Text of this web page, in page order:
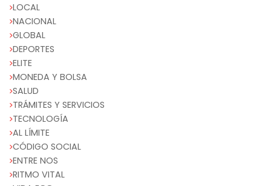
LOCAL
NACIONAL
GLOBAL
DEPORTES
ELITE
MONEDA Y BOLSA
SALUD
TRÁMITES Y SERVICIOS
TECNOLOGÍA
AL LÍMITE
CÓDIGO SOCIAL
ENTRE NOS
RITMO VITAL